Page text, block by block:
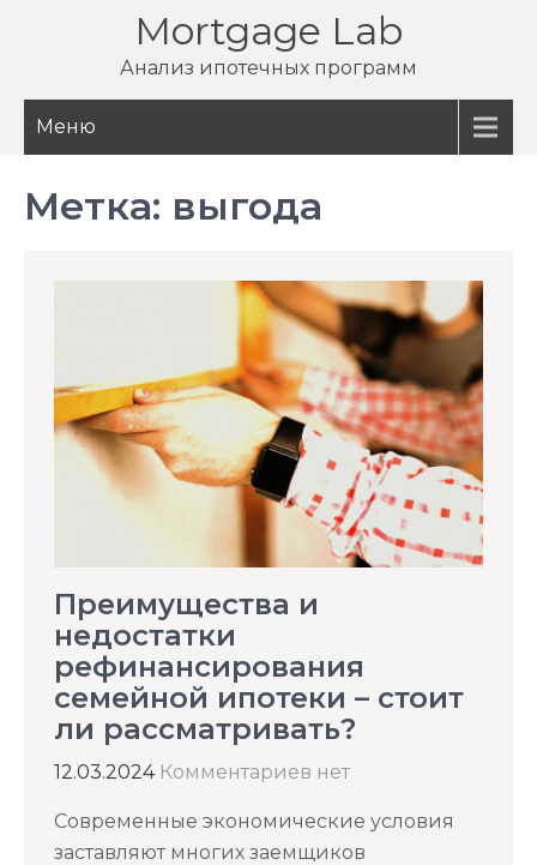
содержимому
Mortgage Lab
Анализ ипотечных программ
Меню
Метка: выгода
Преимущества и
недостатки
рефинансирования
семейной ипотеки – стоит
ли рассматривать?
12.03.2024 Комментариев нет
Современные экономические условия
заставляют многих заемщиков